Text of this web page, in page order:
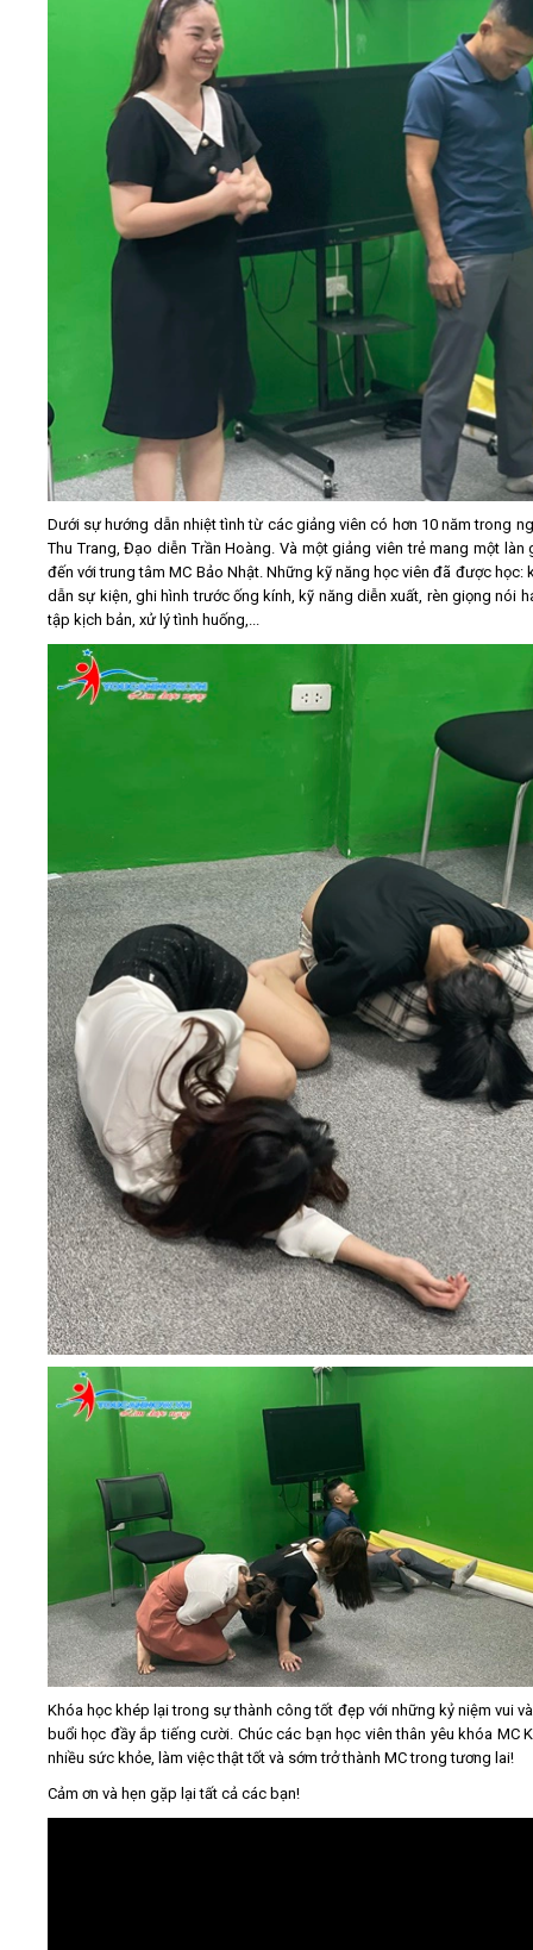
Dưới sự hướng dẫn nhiệt tình từ các giảng viên có hơn 10 năm trong
Thu Trang, Đạo diễn Trần Hoàng. Và một giảng viên trẻ mang một làn
đến với trung tâm MC Bảo Nhật. Những kỹ năng học viên đã được học:
dẫn sự kiện, ghi hình trước ống kính, kỹ năng diễn xuất, rèn giọng nói
tập kịch bản, xử lý tình huống,...
Khóa học khép lại trong sự thành công tốt đẹp với những kỷ niệm vui
buổi học đầy ắp tiếng cười. Chúc các bạn học viên thân yêu khóa MC
nhiều sức khỏe, làm việc thật tốt và sớm trở thành MC trong tương lai!
Cảm ơn và hẹn gặp lại tất cả các bạn!